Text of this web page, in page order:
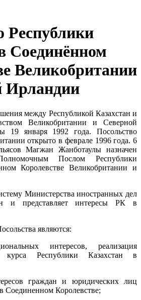
Республики
Соединённом
Великобритании
Ирландии
между Республикой Казахстан и
Великобритании и Северной
19 января 1992 года. Посольство
открыто в феврале 1996 года. 6
Магжан Жанботаулы назначен
Послом Республики
Королевстве Великобритании и
Министерства иностранных дел
и представляет интересы РК в
являются:
интересов, реализация
курса Республики Казахстан в
граждан и юридических лиц
Соединенном Королевстве;